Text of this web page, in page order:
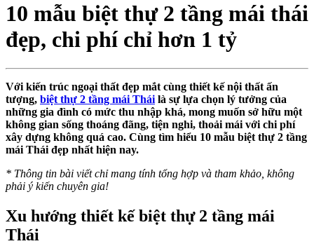
10 mẫu biệt thự 2 tầng mái thái
đẹp, chi phí chỉ hơn 1 tỷ
Với kiến trúc ngoại thất đẹp mắt cùng thiết kế nội thất ấn
tượng, biệt thự 2 tầng mái Thái là sự lựa chọn lý tưởng của
những gia đình có mức thu nhập khá, mong muốn sở hữu một
không gian sống thoáng đãng, tiện nghi, thoải mái với chi phí
xây dựng không quá cao. Cùng tìm hiểu 10 mẫu biệt thự 2 tầng
mái Thái đẹp nhất hiện nay.
* Thông tin bài viết chỉ mang tính tổng hợp và tham khảo, không
phải ý kiến chuyên gia!
Xu hướng thiết kế biệt thự 2 tầng mái
Thái